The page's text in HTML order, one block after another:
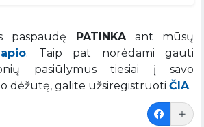
paspaudę PATINKAant mūsų
. Taip pat norėdami gauti
pasiūlymus tiesiai į savo
dėžutę, galite užsiregistruoti ČIA.